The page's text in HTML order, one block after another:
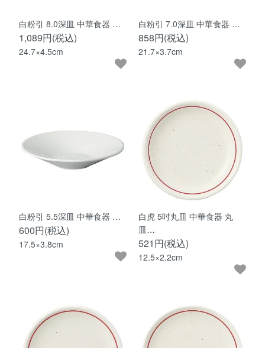
白粉引 8.0深皿 中華食器 …
1,089円(税込)
24.7×4.5cm
白粉引 7.0深皿 中華食器 …
858円(税込)
21.7×3.7cm
白粉引 5.5深皿 中華食器 …
600円(税込)
17.5×3.8cm
白虎 5吋丸皿 中華食器 丸
皿…
521円(税込)
12.5×2.2cm